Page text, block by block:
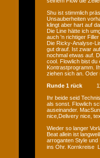
Shu ist stimmlich
Unsauberheiten
klingt aber hart auf
Die Line hätte ich
auch 'n richtiger
Die Ricky-Analyse-
gut drauf. Ist zwar
nochmal etwas auf.
cool. Flowlich bist du
Kontrastprogramm.
ziehen sich an. Oder
Runde 1 rück
Ihr beide seid
als sonst. Flowlich
auseinander.
nice,Delivery nice,
Wieder so langer
Beat allein ist
arroganten Style
ins Ohr.